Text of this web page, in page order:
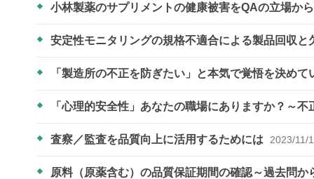
小林製薬のサプリメントの健康被害をQAの立場か
安定性モニタリングの規格不適合による製品回収
「製造所の不正を防ぎたい」と本気で覚悟を決め
「心理的安全性」あなたの職場にありますか？～
査察／監査を品質向上に活用するためには 2023/11/
原料（原薬含む）の品質保証期間の確認～過去問か